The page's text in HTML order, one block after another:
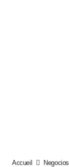
Accueil Negocios